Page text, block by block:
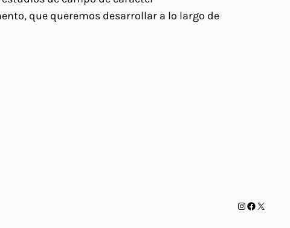
que queremos desarrollar a lo largo de
Instagram
Facebook
X